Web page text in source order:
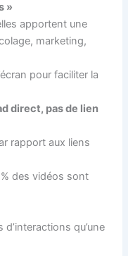
»
apportent une
marketing,
pour faciliter la
direct, pas de lien
rapport aux liens
des vidéos sont
d’interactions qu’une